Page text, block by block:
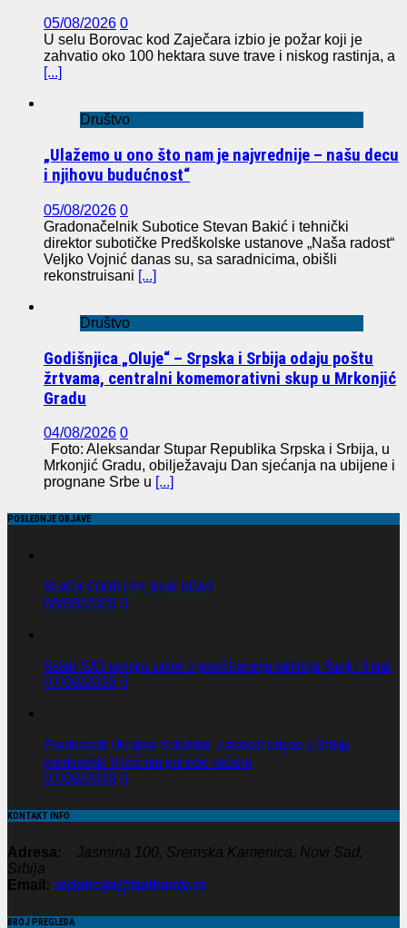
05/08/2026 0
U selu Borovac kod Zaječara izbio je požar koji je
zahvatio oko 100 hektara suve trave i niskog rastinja, a
[...]
Društvo
„Ulažemo u ono što nam je najvrednije – našu decu
i njihovu budućnost“
05/08/2026 0
Gradonačelnik Subotice Stevan Bakić i tehnički
direktor subotičke Predškolske ustanove „Naša radost“
Veljko Vojnić danas su, sa saradnicima, obišli
rekonstruisani [...]
Društvo
Godišnjica „Oluje“ – Srpska i Srbija odaju poštu
žrtvama, centralni komemorativni skup u Mrkonjić
Gradu
04/08/2026 0
Foto: Aleksandar Stupar Republika Srpska i Srbija, u
Mrkonjić Gradu, obilježavaju Dan sjećanja na ubijene i
prognane Srbe u [...]
POSLEDNJE OBJAVE
BLACK COUNTRY, NEW ROAD
08/08/2026 0
Senat SAD usvojio zakon o pooštravanju sankcija Rusiji i Iranu.
07/08/2026 0
Predsednik Ukrajine Volodimir Zelenski stigao u Srbiju,
predsednik Vučić mu priredio večeru
07/08/2026 0
KONTAKT INFO
Adresa:
Jasmina 100, Sremska Kamenica, Novi Sad,
Srbija
Email: redakcija@balkantv.rs
BROJ PREGLEDA